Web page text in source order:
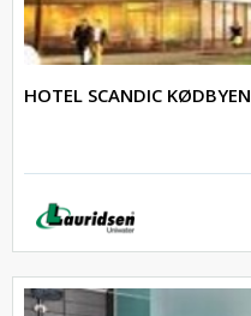
HOTEL SCANDIC KØDBYEN